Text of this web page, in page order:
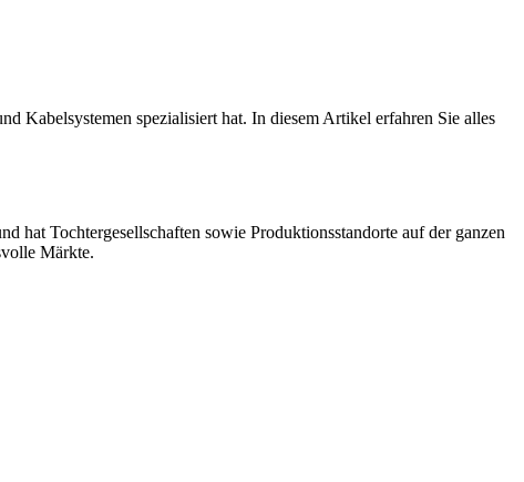
Kabelsystemen spezialisiert hat. In diesem Artikel erfahren Sie alles
hat Tochtergesellschaften sowie Produktionsstandorte auf der ganzen
Märkte.